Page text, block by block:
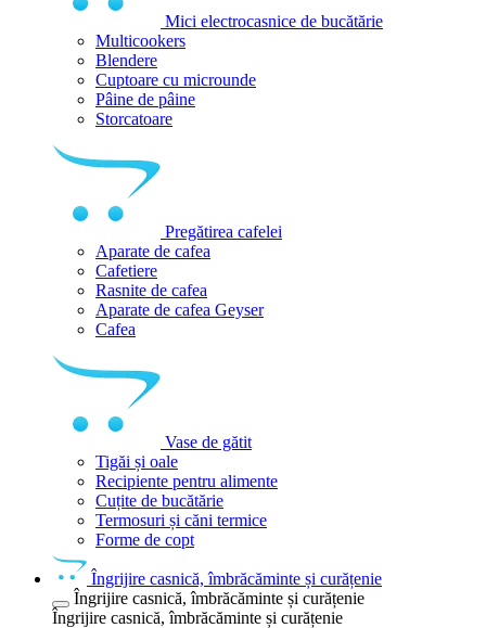
Mici electrocasnice de bucătărie
Multicookers
Blendere
Cuptoare cu microunde
Pâine de pâine
Storcatoare
Pregătirea cafelei
Aparate de cafea
Cafetiere
Rasnite de cafea
Aparate de cafea Geyser
Cafea
Vase de gătit
Tigăi și oale
Recipiente pentru alimente
Cuțite de bucătărie
Termosuri și căni termice
Forme de copt
Îngrijire casnică, îmbrăcăminte și curățenie
Îngrijire casnică, îmbrăcăminte și curățenie
Îngrijire casnică, îmbrăcăminte și curățenie